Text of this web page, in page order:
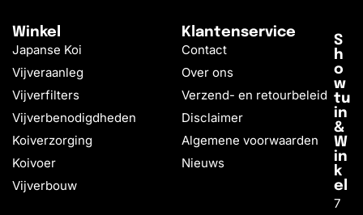
Winkel
Japanse Koi
Vijveraanleg
Vijverfilters
Vijverbenodigdheden
Koiverzorging
Koivoer
Vijverbouw
Klantenservice
Contact
Over ons
Verzend- en retourbeleid
Disclaimer
Algemene voorwaarden
Nieuws
S
h
o
w
tu
in
&
W
in
k
el
7